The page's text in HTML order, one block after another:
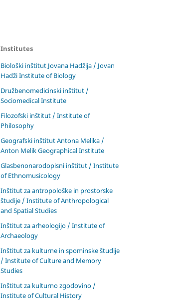
Institutes
Biološki inštitut Jovana Hadžija / Jovan
Hadži Institute of Biology
Družbenomedicinski inštitut /
Sociomedical Institute
Filozofski inštitut / Institute of
Philosophy
Geografski inštitut Antona Melika /
Anton Melik Geographical Institute
Glasbenonarodopisni inštitut / Institute
of Ethnomusicology
Inštitut za antropološke in prostorske
študije / Institute of Anthropological
and Spatial Studies
Inštitut za arheologijo / Institute of
Archaeology
Inštitut za kulturne in spominske študije
/ Institute of Culture and Memory
Studies
Inštitut za kulturno zgodovino /
Institute of Cultural History